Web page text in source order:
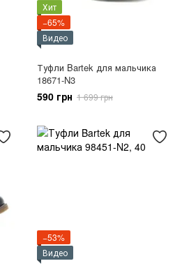
Хит
−65%
Видео
Туфли Bartek для мальчика
18671-N3
590 грн 1 699 грн
−53%
Видео